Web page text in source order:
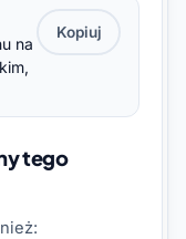
na
Kopiuj
tego